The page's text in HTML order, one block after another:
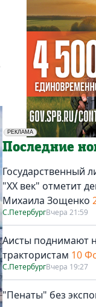
РЕКЛАМА
Социальная реклама
Последние
Государственный
"ХХ век" отметит
Михаила Зощенко
С.ПетербургВчера 21:59
Аисты поднимают
трактористам 10
С.ПетербургВчера 19:27
"Пенаты" без